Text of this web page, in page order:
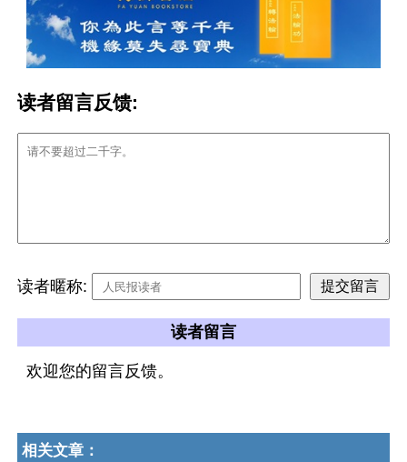
读者留言反馈:
读者暱称:
读者留言
欢迎您的留言反馈。
相关文章：